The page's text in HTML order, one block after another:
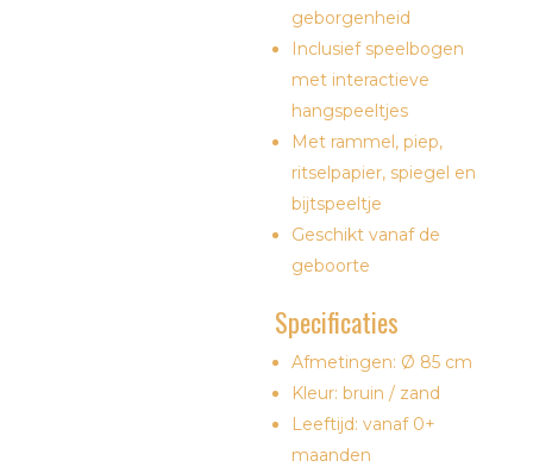
geborgenheid
Inclusief speelbogen
met interactieve
hangspeeltjes
Met rammel, piep,
ritselpapier, spiegel en
bijtspeeltje
Geschikt vanaf de
geboorte
Specificaties
Afmetingen: Ø 85 cm
Kleur: bruin / zand
Leeftijd: vanaf 0+
maanden